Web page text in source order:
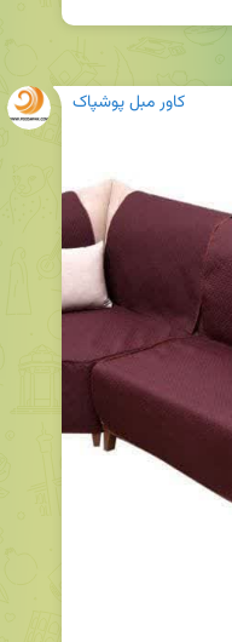
کاور مبل پوشپاک